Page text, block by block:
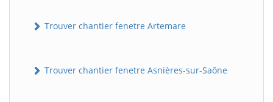
Trouver chantier fenetre Artemare
Trouver chantier fenetre Asnières-sur-Saône